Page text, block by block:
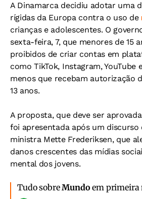
A Dinamarca decidiu adotar uma
rígidas da Europa contra o uso de
crianças e adolescentes. O
sexta-feira, 7, que menores de 15
proibidos de criar contas em
como TikTok, Instagram, YouTube
menos que recebam autorização
13 anos.
A proposta, que deve ser
foi apresentada após um
ministra Mette Frederiksen, que
danos crescentes das mídias
mental dos jovens.
Tudo sobreMundo em primeira